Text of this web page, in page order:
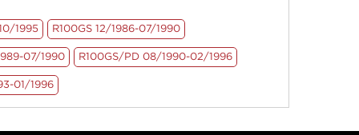
1995 R100GS 12/1986-07/1990
07/1990 R100GS/PD 08/1990-02/1996
01/1996